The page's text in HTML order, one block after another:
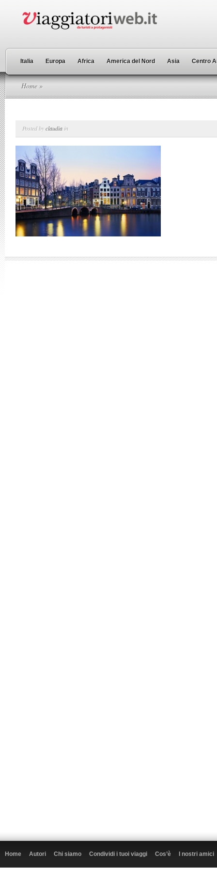
Italia Europa Africa America del Nord Asia Centro
Home »
Posted byclaudia in
Home Autori Chi siamo Condividi i tuoi viaggi Cos’è I nostri amici